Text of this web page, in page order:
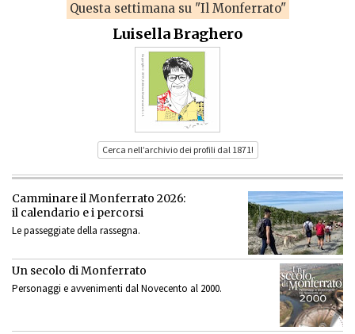
Questa settimana su "Il Monferrato"
Luisella Braghero
Cerca nell’archivio dei profili dal 1871!
Camminare il Monferrato 2026:
il calendario e i percorsi
Le passeggiate della rassegna.
Un secolo di Monferrato
Personaggi e avvenimenti dal Novecento al 2000.